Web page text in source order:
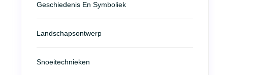
Geschiedenis En Symboliek
Landschapsontwerp
Snoeitechnieken